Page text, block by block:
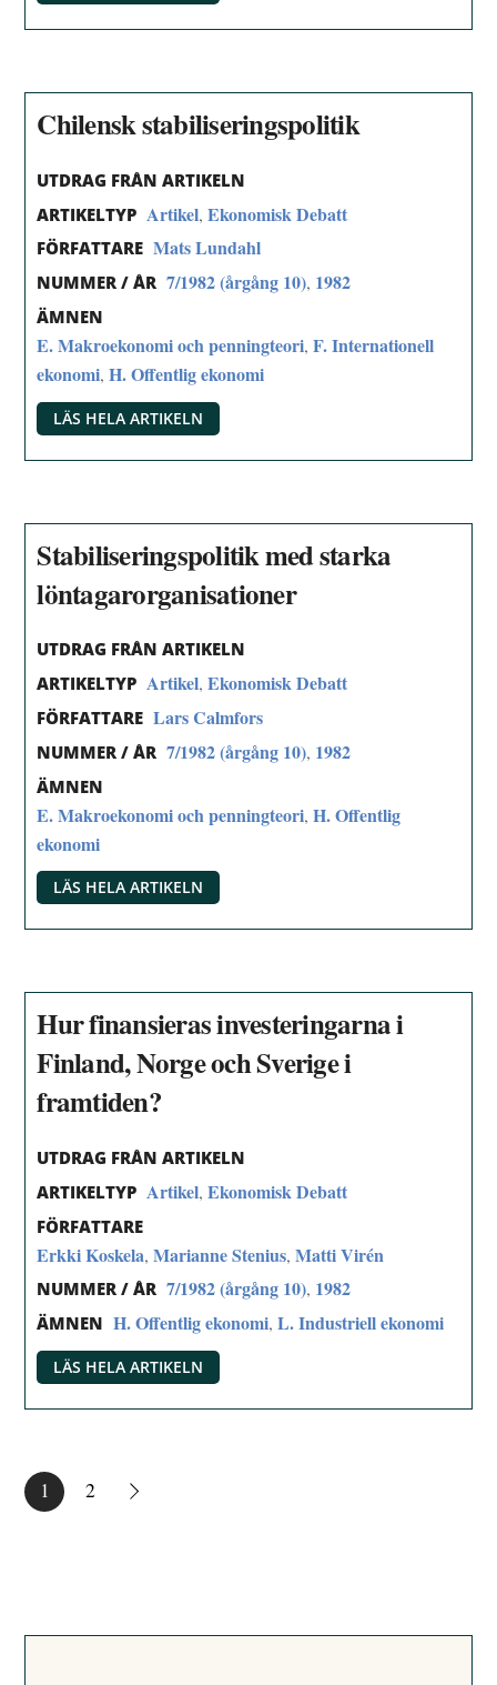
Chilensk stabiliseringspolitik
UTDRAG FRÅN ARTIKELN
ARTIKELTYP Artikel,Ekonomisk Debatt
FÖRFATTARE Mats Lundahl
NUMMER / ÅR 7/1982 (årgång 10), 1982
ÄMNEN
E. Makroekonomi och penningteori,F. Internationell
ekonomi,H. Offentlig ekonomi
LÄS HELA ARTIKELN
Stabiliseringspolitik med starka
löntagarorganisationer
UTDRAG FRÅN ARTIKELN
ARTIKELTYP Artikel,Ekonomisk Debatt
FÖRFATTARE Lars Calmfors
NUMMER / ÅR 7/1982 (årgång 10), 1982
ÄMNEN
E. Makroekonomi och penningteori,H. Offentlig
ekonomi
LÄS HELA ARTIKELN
Hur finansieras investeringarna i
Finland, Norge och Sverige i
framtiden?
UTDRAG FRÅN ARTIKELN
ARTIKELTYP Artikel,Ekonomisk Debatt
FÖRFATTARE
Erkki Koskela,Marianne Stenius,Matti Virén
NUMMER / ÅR 7/1982 (årgång 10), 1982
ÄMNEN H. Offentlig ekonomi,L. Industriell ekonomi
LÄS HELA ARTIKELN
1 2